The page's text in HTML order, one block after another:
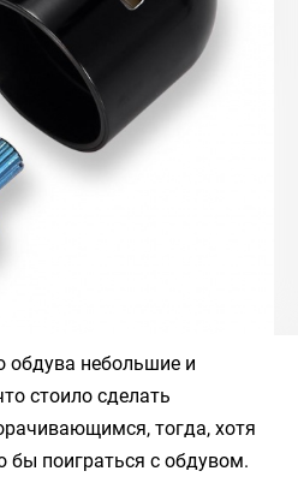
обдува небольшие и
стоило сделать
тогда, хотя
поиграться с обдувом.